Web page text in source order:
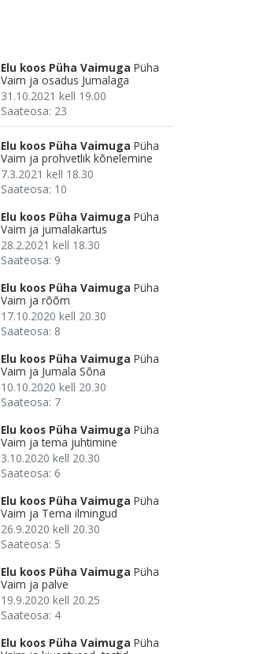
Elu koos Püha Vaimuga Püha
Vaim ja osadus Jumalaga
31.10.2021 kell 19.00
Saateosa: 23
Elu koos Püha Vaimuga Püha
Vaim ja prohvetlik kõnelemine
7.3.2021 kell 18.30
Saateosa: 10
Elu koos Püha Vaimuga Püha
Vaim ja jumalakartus
28.2.2021 kell 18.30
Saateosa: 9
Elu koos Püha Vaimuga Püha
Vaim ja rõõm
17.10.2020 kell 20.30
Saateosa: 8
Elu koos Püha Vaimuga Püha
Vaim ja Jumala Sõna
10.10.2020 kell 20.30
Saateosa: 7
Elu koos Püha Vaimuga Püha
Vaim ja tema juhtimine
3.10.2020 kell 20.30
Saateosa: 6
Elu koos Püha Vaimuga Püha
Vaim ja Tema ilmingud
26.9.2020 kell 20.30
Saateosa: 5
Elu koos Püha Vaimuga Püha
Vaim ja palve
19.9.2020 kell 20.25
Saateosa: 4
Elu koos Püha Vaimuga Püha